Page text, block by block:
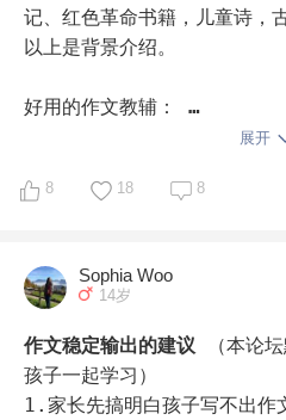
记、红色革命书籍，儿童诗，
以上是背景介绍。
好用的作文教辅：
上学前请教同事，推荐了《开
心作文》好，就又买回来了。
主题，根据微课内容完成详细
自己带娃手把手练：
老师一般把写作安排在周末。
作，一周练笔周记，交替进行
展开
8 18 8
Sophia Woo
14岁
作文稳定输出的建议
（本论
孩子一起学习）
1.家长先搞明白孩子写不出作